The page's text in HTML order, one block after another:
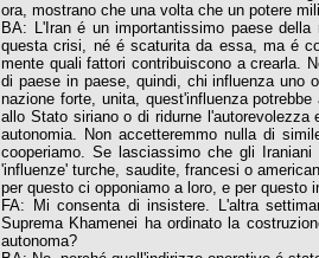
ora, mostrano che una volta che un potere
BA: L'Iran é un importantissimo paese
questa crisi, né é scaturita da essa, ma é
mente quali fattori contribuiscono a crearla.
di paese in paese, quindi, chi influenza uno
nazione forte, unita, quest'influenza
allo Stato siriano o di ridurne
autonomia. Non accetteremmo nulla di
cooperiamo. Se lasciassimo che gli
'influenze' turche, saudite, francesi o
per questo ci opponiamo a loro, e per questo
FA: Mi consenta di insistere. L'altra
Suprema Khamenei ha ordinato la
autonoma?